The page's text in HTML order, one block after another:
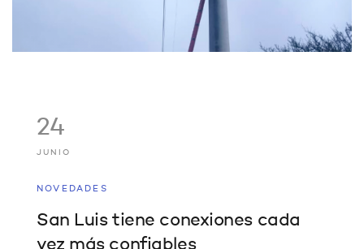
24
JUNIO
NOVEDADES
San Luis tiene conexiones cada
vez más confiables